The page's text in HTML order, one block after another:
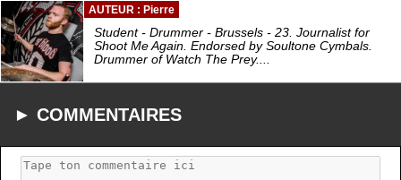
AUTEUR : Pierre
Student - Drummer - Brussels - 23. Journalist for
Shoot Me Again. Endorsed by Soultone Cymbals.
Drummer of Watch The Prey....
► COMMENTAIRES